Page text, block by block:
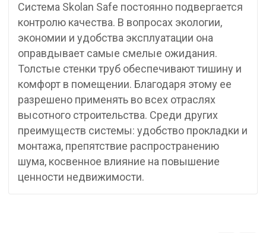
Система Skolan Safe постоянно подвергается
контролю качества. В вопросах экологии,
экономии и удобства эксплуатации она
оправдывает самые смелые ожидания.
Толстые стенки труб обеспечивают тишину и
комфорт в помещении. Благодаря этому ее
разрешено применять во всех отраслях
высотного строительства. Среди других
преимуществ системы: удобство прокладки и
монтажа, препятствие распространению
шума, косвенное влияние на повышение
ценности недвижимости.